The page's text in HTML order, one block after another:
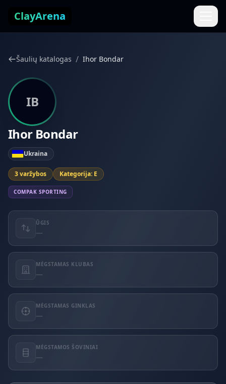
ClayArena
Šaulių katalogas / Ihor Bondar
IB
Ihor Bondar
Ukraina
3 varžybos Kategorija: E
COMPAK SPORTING
ŪGIS
—
MĖGSTAMAS KLUBAS
—
MĖGSTAMAS GINKLAS
—
MĖGSTAMOS ŠOVINIAI
—